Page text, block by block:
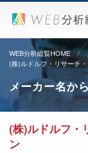
WEB分析総覧HOME
(株)ルドルフ・リサーチ
メーカー名か
(株)ルドルフ・
ン